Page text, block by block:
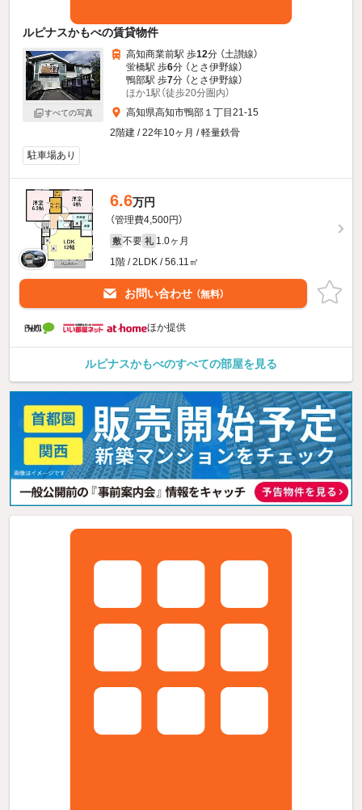
ルピナスかもべの賃貸物件
すべての写真
高知商業前駅 歩12分 （土讃線）
蛍橋駅 歩6分 （とさ伊野線）
鴨部駅 歩7分 （とさ伊野線）
ほか1駅（徒歩20分圏内）
高知県高知市鴨部１丁目21-15
2階建 / 22年10ヶ月 / 軽量鉄骨
駐車場あり
6.6万円
（管理費4,500円）
敷 不要 礼 1.0ヶ月
1階 / 2LDK / 56.11㎡
お問い合わせ （無料）
ほか提供
ルピナスかもべのすべての部屋を見る